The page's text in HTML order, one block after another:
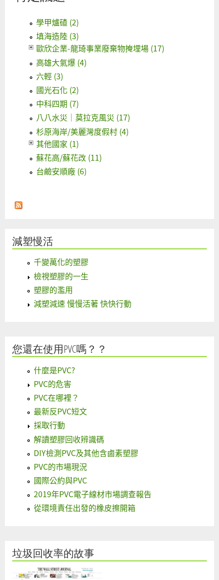
學甲爐碴 (2)
填海造陸 (3)
歐欣企業-龍琦事業廢棄物掩埋場 (17)
高雄大氣爆 (4)
六輕 (3)
國光石化 (2)
中科四期 (7)
八八水災｜莫拉克風災 (17)
杉原海岸/美麗灣度假村 (4)
其他國家 (1)
蘇花高/蘇花改 (11)
台鹼安順廠 (6)
減塑慢活
千變萬化的塑膠
檢視塑膠的一生
塑膠的濫用
減塑減速 慢慢活著 快快行動
您還在使用PVC嗎？？
什麼是PVC?
PVC的危害
PVC在哪裡？
最新反PVC短文
採取行動
解讀塑膠回收辨識碼
DIY檢測PVC及其他含鹵素塑膠
PVC的市場現況
國際公約與PVC
2019年PVC電子線材市場調查報告
從環境責任出發的橡皮擦開箱
垃圾回收率的故事